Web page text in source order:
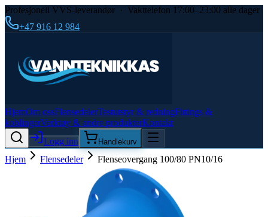
Profesjonell VVS-leverandør · Vakttelefon 17:00–23:00 alle dager
+47 916 12 984
HjemOm ossFlensedelerTestutstyr & redningFittings &
koblingerVerktøy & andre produkterKontakt
Logg inn
Handlekurv
Hjem Flensedeler Flenseovergang 100/80 PN10/16